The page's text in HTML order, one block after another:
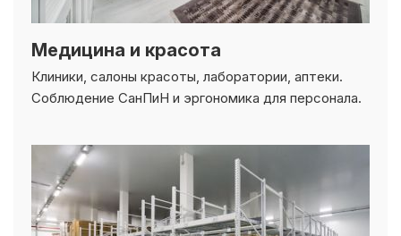
Клиники, салоны красоты, лаборатории, аптеки.
Соблюдение СанПиН и эргономика для персонала.